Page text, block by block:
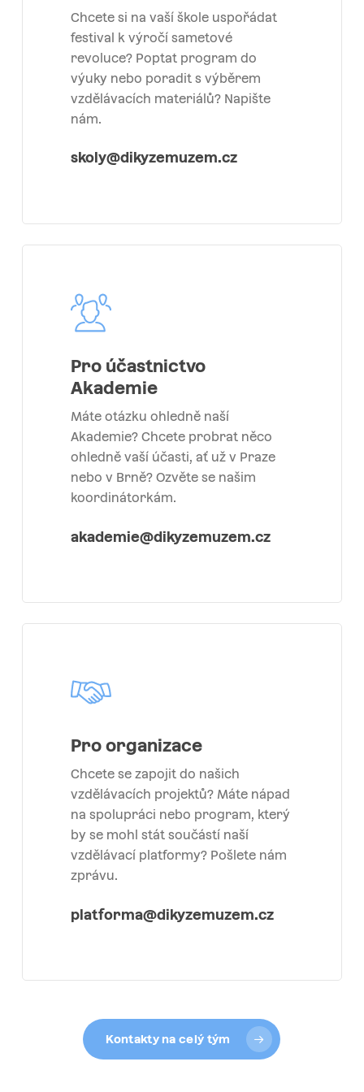
Chcete si na vaší škole uspořádat
festival k výročí sametové
revoluce? Poptat program do
výuky nebo poradit s výběrem
vzdělávacích materiálů? Napište
nám.
skoly@dikyzemuzem.cz
Pro účastnictvo
Akademie
Máte otázku ohledně naší
Akademie? Chcete probrat něco
ohledně vaší účasti, ať už v Praze
nebo v Brně? Ozvěte se našim
koordinátorkám.
akademie@dikyzemuzem.cz
Pro organizace
Chcete se zapojit do našich
vzdělávacích projektů? Máte nápad
na spolupráci nebo program, který
by se mohl stát součástí naší
vzdělávací platformy? Pošlete nám
zprávu.
platforma@dikyzemuzem.cz
Kontakty na celý tým